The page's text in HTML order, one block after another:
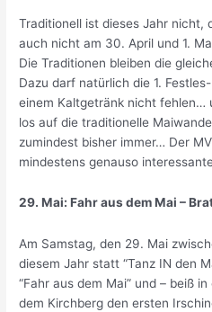
Traditionell ist dieses Jahr nicht,
auch nicht am 30. April und 1.
Die Traditionen bleiben die
Dazu darf natürlich die 1.
einem Kaltgetränk nicht fehlen…
los auf die traditionelle
zumindest bisher immer… Der
mindestens genauso
29. Mai: Fahr aus dem Mai –
Am Samstag, den 29. Mai
diesem Jahr statt “Tanz IN den
“Fahr aus dem Mai” und – beiß
dem Kirchberg den ersten